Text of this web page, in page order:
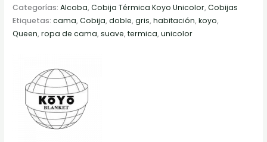
Categorías:Alcoba,Cobija Térmica Koyo Unicolor,Cobijas
Etiquetas:cama,Cobija,doble,gris,habitación,koyo,
Queen,ropa de cama,suave,termica,unicolor